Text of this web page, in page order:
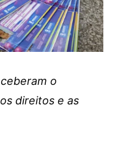
o
direitos e as